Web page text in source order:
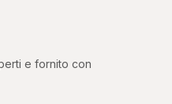
e fornito con